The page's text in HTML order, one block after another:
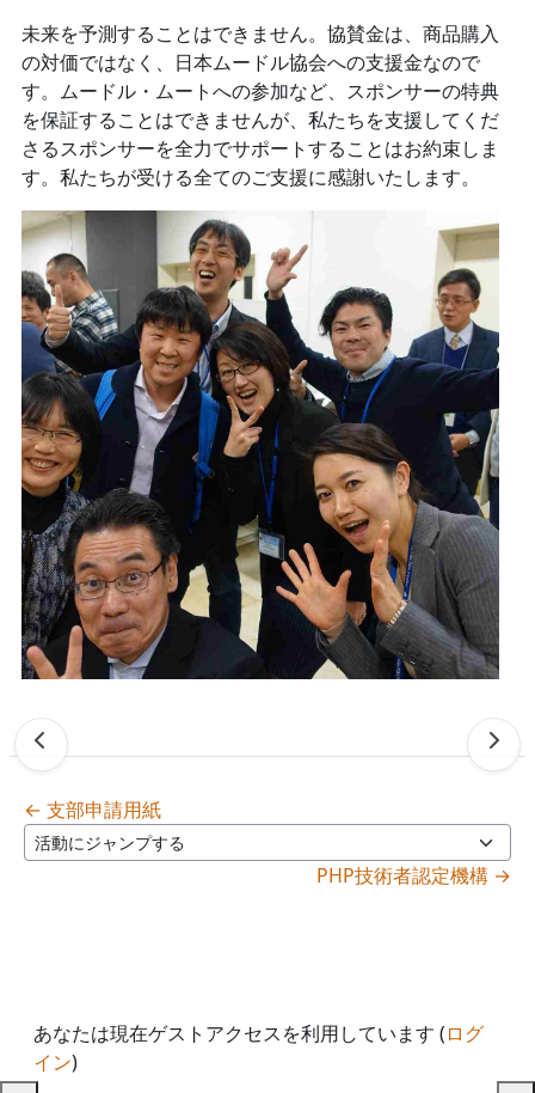
未来を予測することはできません。協賛金は、商品購入
の対価ではなく、日本ムードル協会への支援金なので
す。ムードル・ムートへの参加など、スポンサーの特典
を保証することはできませんが、私たちを支援してくだ
さるスポンサーを全力でサポートすることはお約束しま
す。私たちが受ける全てのご支援に感謝いたします。
← 支部申請用紙
活動にジャンプする
PHP技術者認定機構 →
あなたは現在ゲストアクセスを利用しています (ログ
イン)